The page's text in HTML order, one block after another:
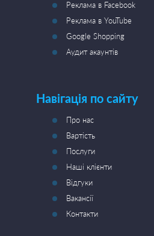
Реклама в Facebook
Реклама в YouTube
Google Shopping
Аудит акаунтів
Навігація по сайту
Про нас
Вартість
Послуги
Наші клієнти
Відгуки
Вакансії
Контакти